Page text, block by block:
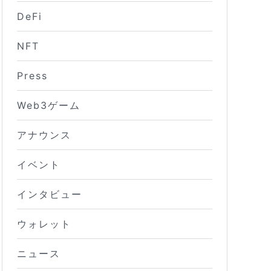
DeFi
NFT
Press
Web3ゲーム
アナウンス
イベント
インタビュー
ウォレット
ニュース